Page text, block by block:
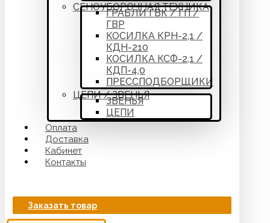
СЕНОУБОРОЧНАЯ ТЕХНИКА
ГРАБЛИ ГВК / ГП /
ГВР
КОСИЛКА КРН-2,1 /
КДН-210
КОСИЛКА КСФ-2,1 /
КДП-4,0
ПРЕССПОДБОРЩИКИ
ЦЕПИ / ЗВЕНЬЯ
ЗВЕНЬЯ
ЦЕПИ
Оплата
Доставка
Кабинет
Контакты
Заказать товар